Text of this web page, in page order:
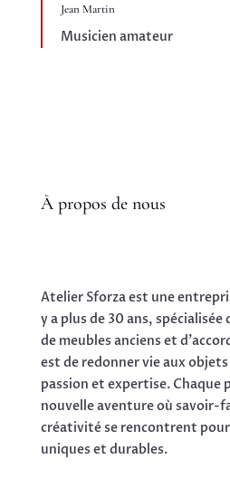
Jean Martin
Musicien amateur
À propos de nous
Atelier Sforza est une
y a plus de 30 ans,
de meubles anciens et
est de redonner vie aux objets
passion et expertise. Chaque
nouvelle aventure où savoir-
créativité se rencontrent
uniques et durables.